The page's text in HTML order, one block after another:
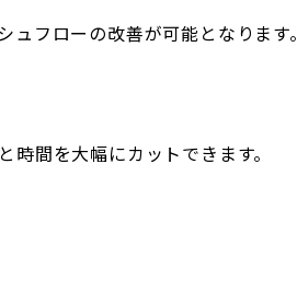
フローの改善が可能となります。
間を大幅にカットできます。